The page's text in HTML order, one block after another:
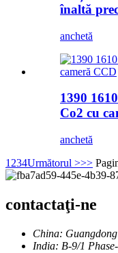
înaltă
anchetă
1390
Co2 cu
anchetă
1 234Următorul >>>
contactaţi-ne
China:
India: B-9/1